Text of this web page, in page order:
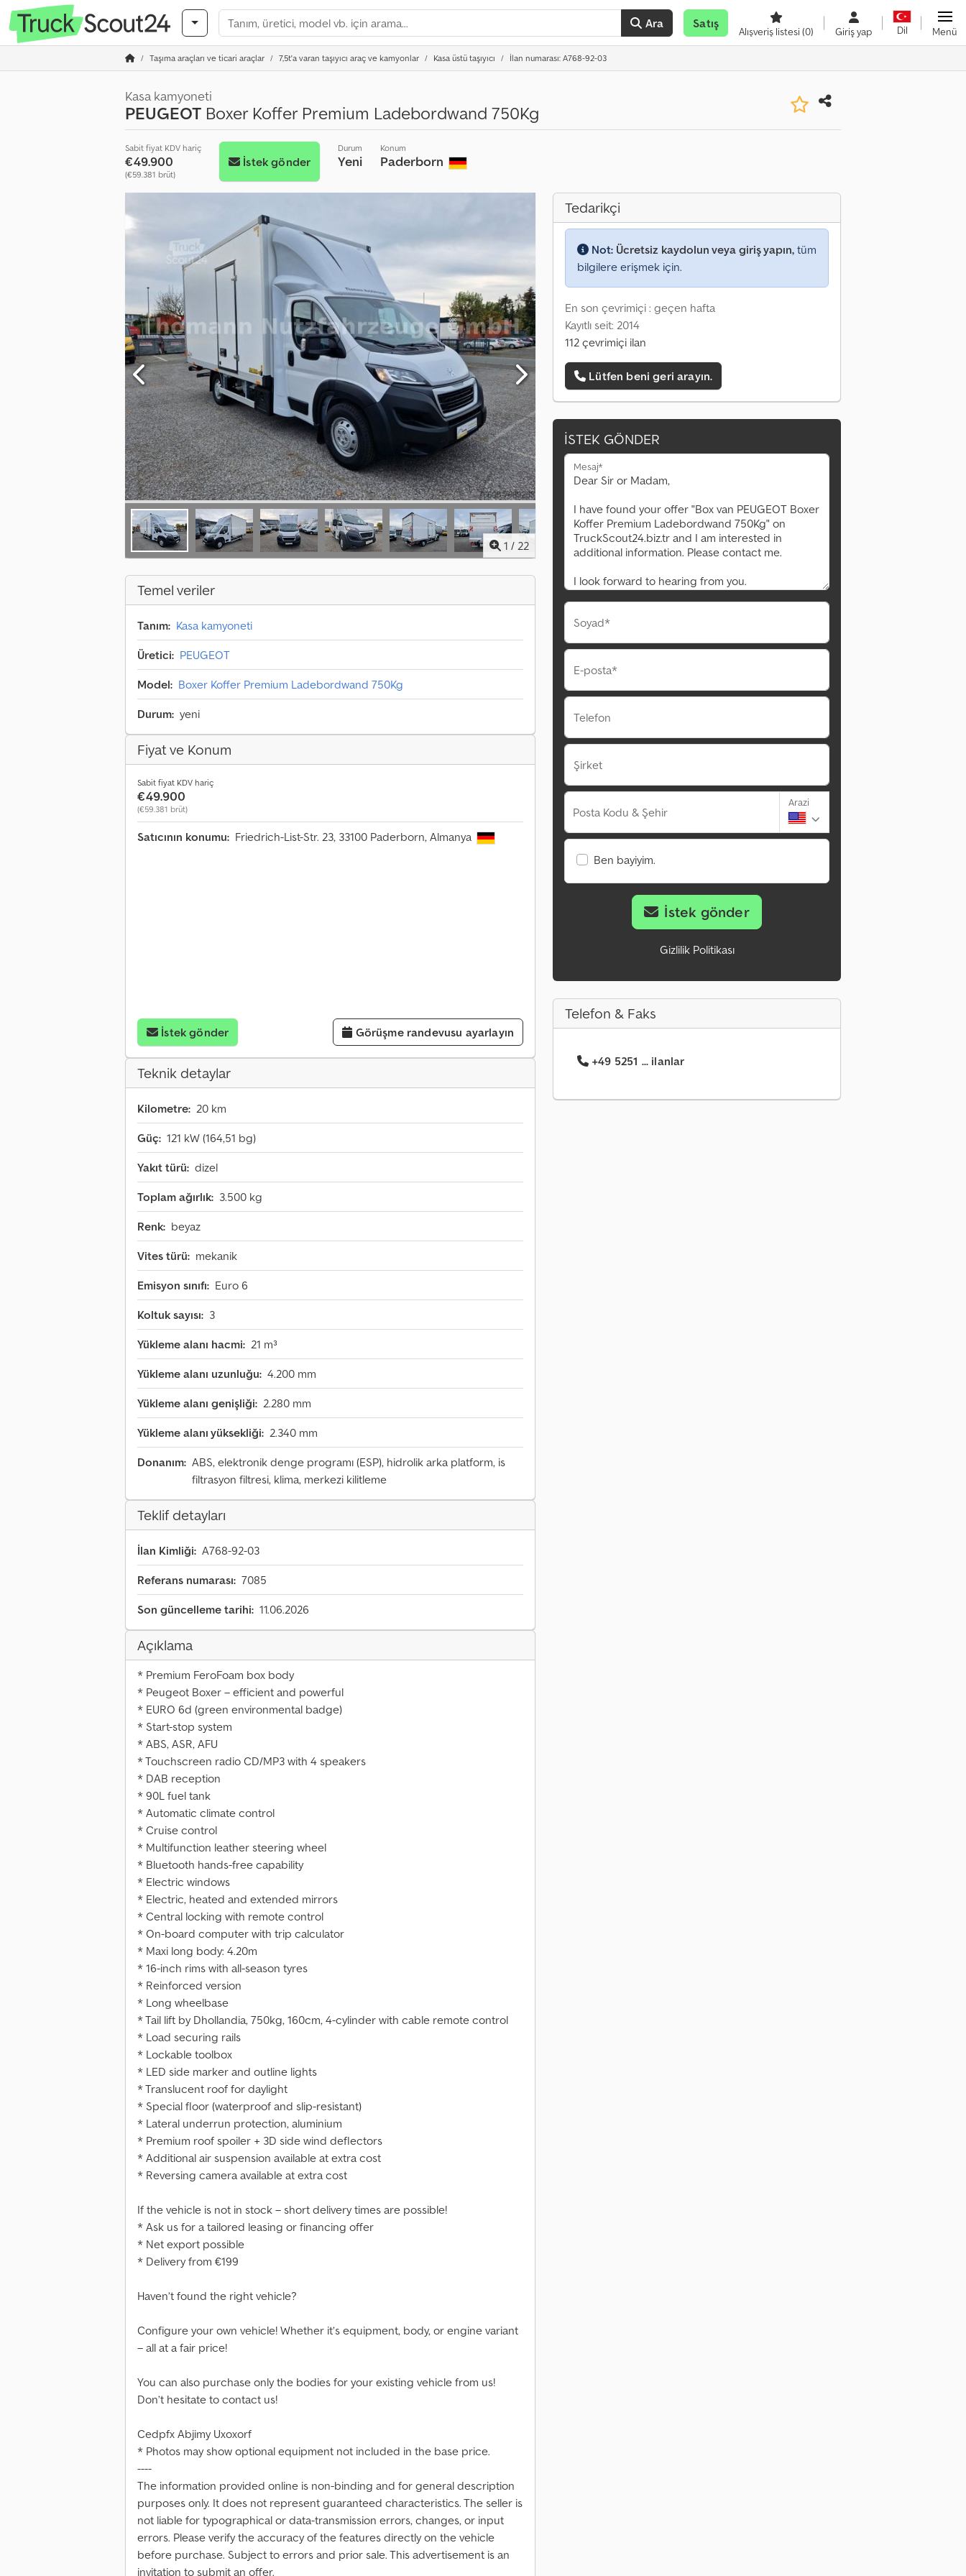
Ara Satış
Alışveriş listesi (0) Giriş yap Dil Menü
Taşıma araçları ve ticari araçlar 7,5t'a varan taşıyıcı araç ve kamyonlar Kasa üstü taşıyıcı İlan numarası: A768-92-03
Kasa kamyoneti
PEUGEOT Boxer Koffer Premium Ladebordwand 750Kg
Sabit fiyat KDV hariç
€49.900
(€59.381 brüt)
İstek gönder
Durum
Yeni
Konum
Paderborn
1 / 22
Temel veriler
Tanım: Kasa kamyoneti
Üretici: PEUGEOT
Model: Boxer Koffer Premium Ladebordwand 750Kg
Durum: yeni
Fiyat ve Konum
Sabit fiyat KDV hariç
€49.900
(€59.381 brüt)
Satıcının konumu: Friedrich-List-Str. 23, 33100 Paderborn, Almanya
İstek gönder Görüşme randevusu ayarlayın
Teknik detaylar
Kilometre: 20 km
Güç: 121 kW (164,51 bg)
Yakıt türü: dizel
Toplam ağırlık: 3.500 kg
Renk: beyaz
Vites türü: mekanik
Emisyon sınıfı: Euro 6
Koltuk sayısı: 3
Yükleme alanı hacmi: 21 m³
Yükleme alanı uzunluğu: 4.200 mm
Yükleme alanı genişliği: 2.280 mm
Yükleme alanı yüksekliği: 2.340 mm
Donanım: ABS, elektronik denge programı (ESP), hidrolik arka platform, is
filtrasyon filtresi, klima, merkezi kilitleme
Teklif detayları
İlan Kimliği: A768-92-03
Referans numarası: 7085
Son güncelleme tarihi: 11.06.2026
Açıklama
* Premium FeroFoam box body
* Peugeot Boxer – efficient and powerful
* EURO 6d (green environmental badge)
* Start-stop system
* ABS, ASR, AFU
* Touchscreen radio CD/MP3 with 4 speakers
* DAB reception
* 90L fuel tank
* Automatic climate control
* Cruise control
* Multifunction leather steering wheel
* Bluetooth hands-free capability
* Electric windows
* Electric, heated and extended mirrors
* Central locking with remote control
* On-board computer with trip calculator
* Maxi long body: 4.20m
* 16-inch rims with all-season tyres
* Reinforced version
* Long wheelbase
* Tail lift by Dhollandia, 750kg, 160cm, 4-cylinder with cable remote control
* Load securing rails
* Lockable toolbox
* LED side marker and outline lights
* Translucent roof for daylight
* Special floor (waterproof and slip-resistant)
* Lateral underrun protection, aluminium
* Premium roof spoiler + 3D side wind deflectors
* Additional air suspension available at extra cost
* Reversing camera available at extra cost
If the vehicle is not in stock – short delivery times are possible!
* Ask us for a tailored leasing or financing offer
* Net export possible
* Delivery from €199
Haven’t found the right vehicle?
Configure your own vehicle! Whether it’s equipment, body, or engine variant
– all at a fair price!
You can also purchase only the bodies for your existing vehicle from us!
Don’t hesitate to contact us!
Cedpfx Abjimy Uxoxorf
* Photos may show optional equipment not included in the base price.
----
The information provided online is non-binding and for general description
purposes only. It does not represent guaranteed characteristics. The seller is
not liable for typographical or data-transmission errors, changes, or input
errors. Please verify the accuracy of the features directly on the vehicle
before purchase. Subject to errors and prior sale. This advertisement is an
invitation to submit an offer.
Tedarikçi
Not: Ücretsiz kaydolun veya giriş yapın, tüm
bilgilere erişmek için.
En son çevrimiçi : geçen hafta
Kayıtlı seit: 2014
112 çevrimiçi ilan
Lütfen beni geri arayın.
İSTEK GÖNDER
Mesaj*
Soyad*
E-posta*
Telefon
Şirket
Posta Kodu & Şehir
Arazi
Ben bayiyim.
İstek gönder
Gizlilik Politikası
Telefon & Faks
+49 5251 ... ilanlar